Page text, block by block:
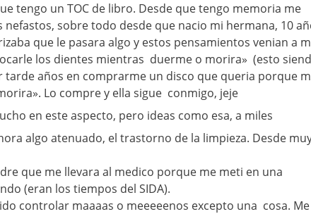
tengo un TOC de libro. Desde que tengo memoria me
sobre todo desde que nacio mi hermana, 10
que le pasara algo y estos pensamientos venian a
los dientes mientras duerme o morira» (esto
tarde años en comprarme un disco que queria porque
Lo compre y ella sigue conmigo, jeje
en este aspecto, pero ideas como esa, a miles
algo atenuado, el trastorno de la limpieza. Desde
que me llevara al medico porque me meti en una
(eran los tiempos del SIDA).
controlar maaaas o meeeeenos excepto una cosa. Me